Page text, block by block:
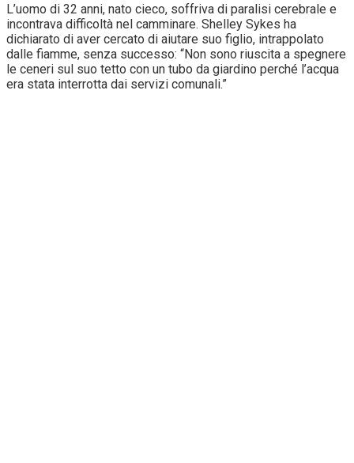
L’uomo di 32 anni, nato cieco, soffriva di paralisi cerebrale e
incontrava difficoltà nel camminare. Shelley Sykes ha
dichiarato di aver cercato di aiutare suo figlio, intrappolato
dalle fiamme, senza successo: “Non sono riuscita a spegnere
le ceneri sul suo tetto con un tubo da giardino perché l’acqua
era stata interrotta dai servizi comunali.”